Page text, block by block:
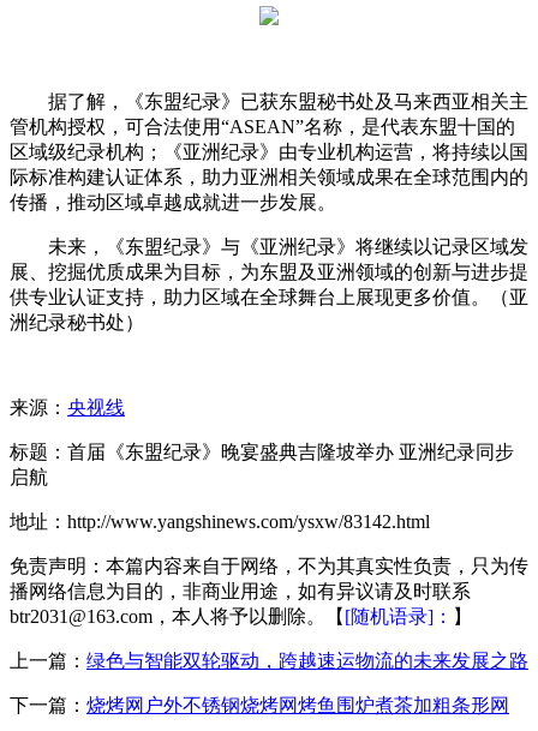
据了解，《东盟纪录》已获东盟秘书处及马来西亚相关主
管机构授权，可合法使用“ASEAN”名称，是代表东盟十国的
区域级纪录机构；《亚洲纪录》由专业机构运营，将持续以国
际标准构建认证体系，助力亚洲相关领域成果在全球范围内的
传播，推动区域卓越成就进一步发展。
未来，《东盟纪录》与《亚洲纪录》将继续以记录区域发
展、挖掘优质成果为目标，为东盟及亚洲领域的创新与进步提
供专业认证支持，助力区域在全球舞台上展现更多价值。（亚
洲纪录秘书处）
来源： 央视线
标题：首届《东盟纪录》晚宴盛典吉隆坡举办 亚洲纪录同步
启航
地址：http://www.yangshinews.com/ysxw/83142.html
免责声明：本篇内容来自于网络，不为其真实性负责，只为传
播网络信息为目的，非商业用途，如有异议请及时联系
btr2031@163.com，本人将予以删除。【 [随机语录]： 】
上一篇： 绿色与智能双轮驱动，跨越速运物流的未来发展之路
下一篇： 烧烤网户外不锈钢烧烤网烤鱼围炉煮茶加粗条形网